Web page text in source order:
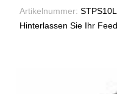
Artikelnummer:
Hinterlassen Sie Ihr